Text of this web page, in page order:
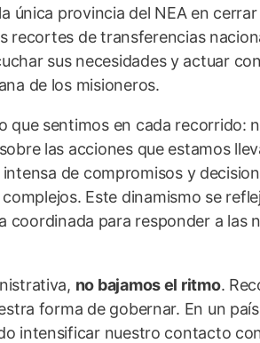
única provincia del NEA en
recortes de transferencias
sus necesidades y actuar
de los misioneros.
que sentimos en cada recorrido:
las acciones que estamos
de compromisos y
Este dinamismo se
coordinada para responder a las
no bajamos el ritmo.
forma de gobernar. En un
intensificar nuestro contacto